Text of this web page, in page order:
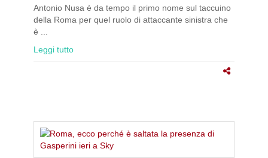
Antonio Nusa è da tempo il primo nome sul taccuino
della Roma per quel ruolo di attaccante sinistra che
è ...
Leggi tutto